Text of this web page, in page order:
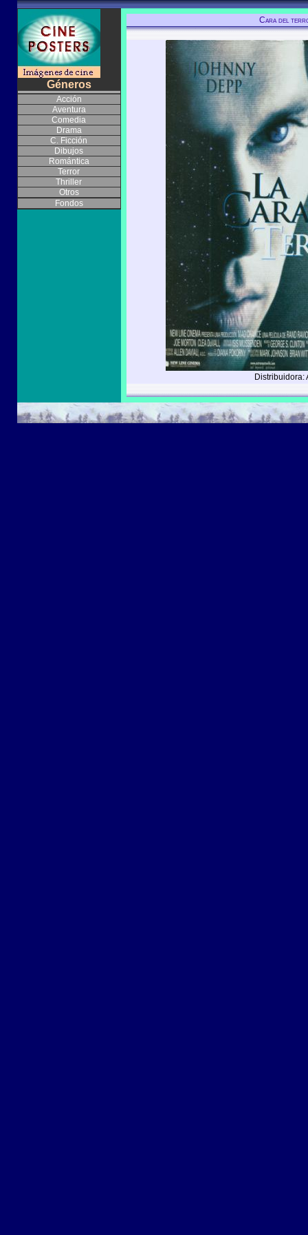
Géneros
Acción
Aventura
Comedia
Drama
C. Ficción
Dibujos
Romántica
Terror
Thriller
Otros
Fondos
Cara del
Distribuidora: